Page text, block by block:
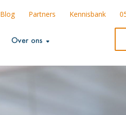
Blog Partners Kennisbank
Over ons